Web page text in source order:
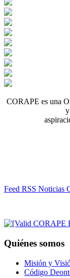
CORAPE es una
Feed RSS Noticias
Quiénes somos
Misión y
Código